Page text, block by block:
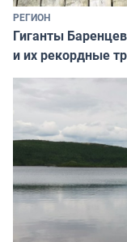
РЕГИОН
Гиганты
и их рекордные